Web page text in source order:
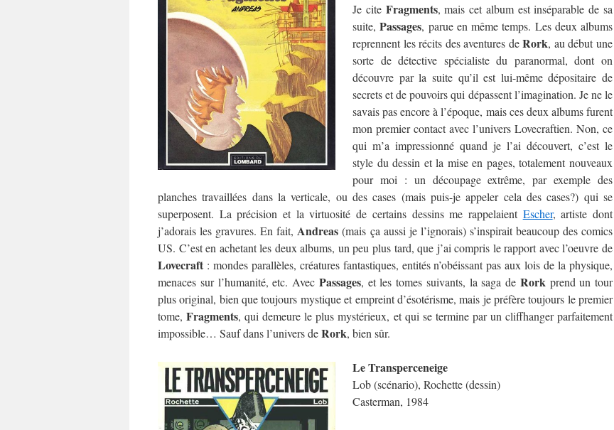
Je cite Fragments, mais cet album est inséparable de sa
suite,Passages, parue en même temps. Les deux albums
reprennent les récits des aventures deRork, au début une
sorte de détective spécialiste du paranormal, dont on
découvre par la suite qu’il est lui-même dépositaire de
secrets et de pouvoirs qui dépassent l’imagination. Je ne le
savais pas encore à l’époque, mais ces deux albums furent
mon premier contact avec l’univers Lovecraftien. Non, ce
qui m’a impressionné quand je l’ai découvert, c’est le
style du dessin et la mise en pages, totalement nouveaux
pour moi : un découpage extrême, par exemple des
planches travaillées dans la verticale, ou des cases (mais puis-je appeler cela des cases?) qui se
superposent. La précision et la virtuosité de certains dessins me rappelaient Escher, artiste dont
j’adorais les gravures. En fait, Andreas (mais ça aussi je l’ignorais) s’inspirait beaucoup des comics
US. C’est en achetant les deux albums, un peu plus tard, que j’ai compris le rapport avec l’oeuvre de
Lovecraft : mondes parallèles, créatures fantastiques, entités n’obéissant pas aux lois de la physique,
menaces sur l’humanité, etc. Avec Passages, et les tomes suivants, la saga de Rork prend un tour
plus original, bien que toujours mystique et empreint d’ésotérisme, mais je préfère toujours le premier
tome,Fragments, qui demeure le plus mystérieux, et qui se termine par un cliffhanger parfaitement
impossible… Sauf dans l’univers deRork, bien sûr.
Le Transperceneige
Lob (scénario), Rochette (dessin)
Casterman, 1984